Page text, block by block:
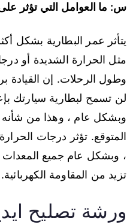
س: ما العوامل التي تؤثر
يتأثر عمر البطارية بشكل
مثل الحرارة الشديدة أو
وطول الرحلات. إن
لن تسمح لبطارية سيارتك
وبشكل عام ، وهذا من
المتوقع. تؤثر درجات
، وبشكل عام جميع المعدات
تزيد من المقاومة الكهربائية.
ورشة تصليح